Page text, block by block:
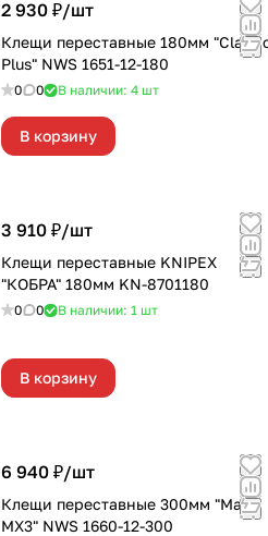
2 930 ₽/шт
Клещи переставные 180мм
Plus" NWS 1651-12-180
0 0 В наличии: 4 шт
В корзину
3 910 ₽/шт
Клещи переставные KNIPEX
"КОБРА" 180мм KN-8701180
0 0 В наличии: 1 шт
В корзину
6 940 ₽/шт
Клещи переставные 300мм "Maxi
MX3" NWS 1660-12-300